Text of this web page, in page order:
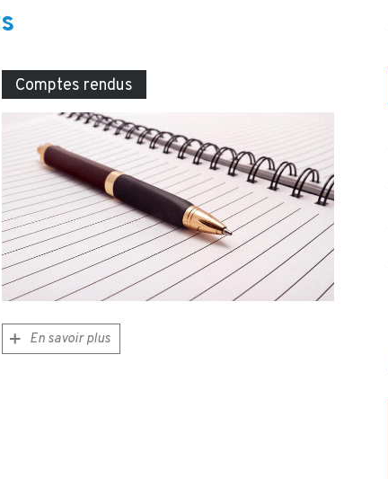
Comptes rendus
En savoir plus